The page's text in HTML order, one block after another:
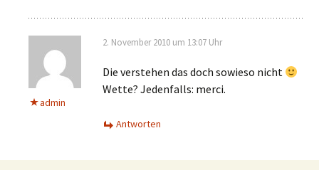
admin
2. November 2010 um 13:07 Uhr
Die verstehen das doch sowieso nicht
Wette? Jedenfalls: merci.
Antworten